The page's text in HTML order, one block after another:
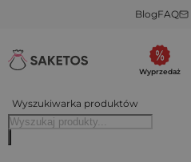
BlogFAQ
Wyszukiwarka produktów
Wyprzedaż